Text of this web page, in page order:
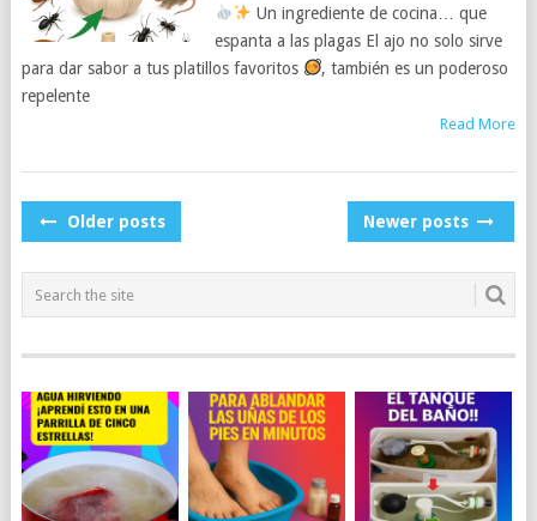
Un ingrediente de cocina… que
espanta a las plagas El ajo no solo sirve
para dar sabor a tus platillos favoritos
, también es un poderoso
repelente
Read More
POSTS
Older posts Newer posts